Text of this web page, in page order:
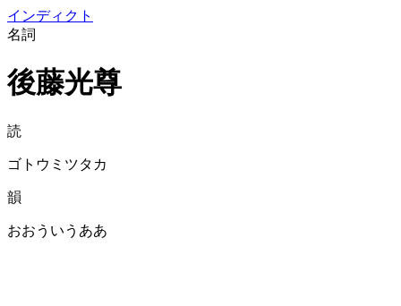
インディクト
名詞
後藤光尊
読
ゴトウミツタカ
韻
おおういうああ